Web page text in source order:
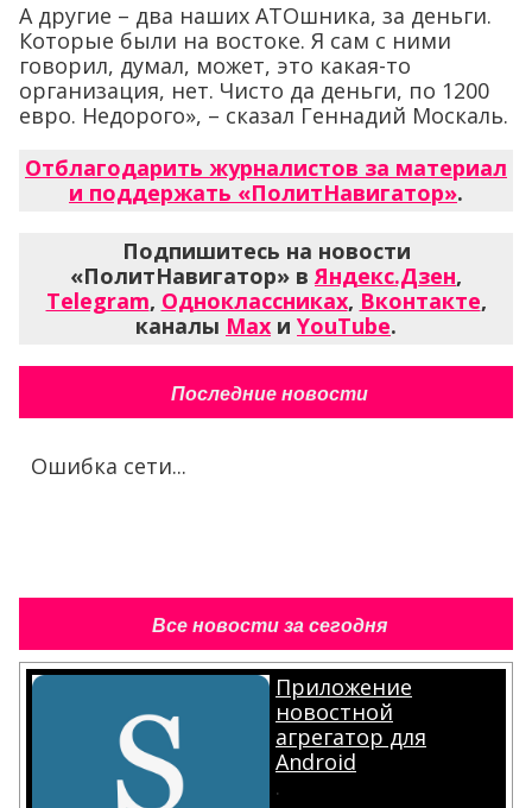
А другие – два наших АТОшника, за деньги.
Которые были на востоке. Я сам с ними
говорил, думал, может, это какая-то
организация, нет. Чисто да деньги, по 1200
евро. Недорого», – сказал Геннадий Москаль.
Отблагодарить журналистов за материал
и поддержать «ПолитНавигатор».
Подпишитесь на новости
«ПолитНавигатор» вЯндекс.Дзен,
Telegram, Одноклассниках, Вконтакте,
каналы Max и YouTube.
Последние новости
Ошибка сети...
Все новости за сегодня
Приложение
новостной
агрегатор для
Android
.